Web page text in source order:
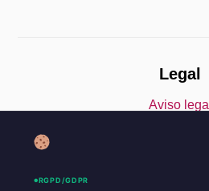
Legal
Aviso legal
RGPD/GDPR